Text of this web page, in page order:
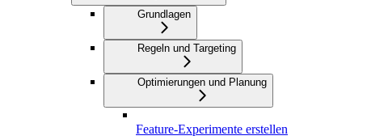
Grundlagen
Regeln und Targeting
Optimierungen und Planung
Feature-Experimente erstellen